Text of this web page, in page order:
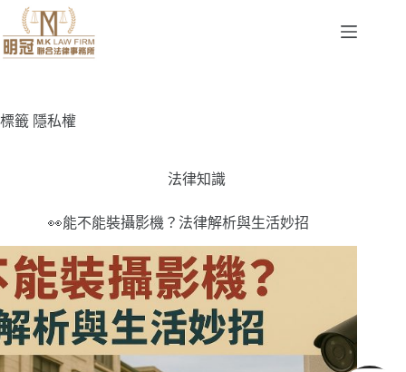
標籤 隱私權
法律知識
👀能不能裝攝影機？法律解析與生活妙招